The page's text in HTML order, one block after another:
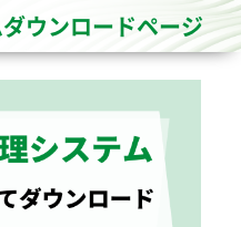
ウンロードページ